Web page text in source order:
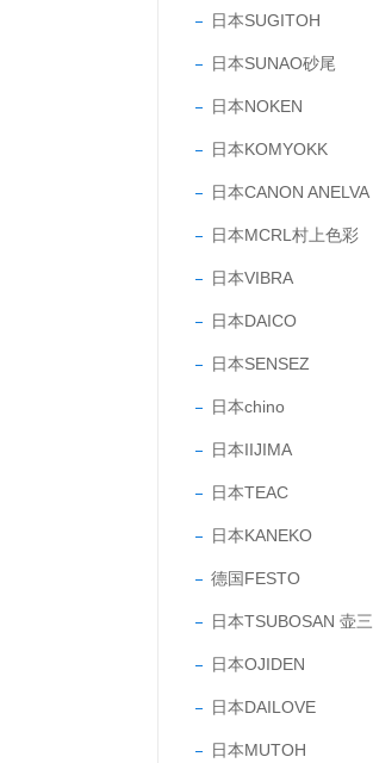
日本SUGITOH
日本SUNAO砂尾
日本NOKEN
日本KOMYOKK
日本CANON ANELVA
日本MCRL村上色彩
日本VIBRA
日本DAICO
日本SENSEZ
日本chino
日本IIJIMA
日本TEAC
日本KANEKO
德国FESTO
日本TSUBOSAN 壶三
日本OJIDEN
日本DAILOVE
日本MUTOH